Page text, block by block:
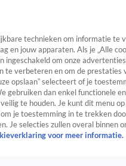
technieken om informatie te
en jouw apparaten. Als je „Alle
ingeschakeld om onze
te verbeteren en om de prestaties
opslaan” selecteert of je
gebruiken dan enkel functionele
te houden. Je kunt dit menu
je toestemming in te trekken
Je selecties zullen overal binnen
voor meer informatie.